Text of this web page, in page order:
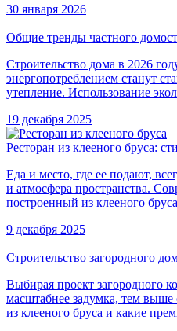
30 января 2026
Общие тренды частного
Строительство дома в 2026
энергопотреблением станут
утепление. Использование
19 декабря 2025
Ресторан из клееного бруса:
Еда и место, где ее подают,
и атмосфера пространства.
построенный из клееного
9 декабря 2025
Строительство загородного
Выбирая проект загородного
масштабнее задумка, тем выше
из клееного бруса и какие